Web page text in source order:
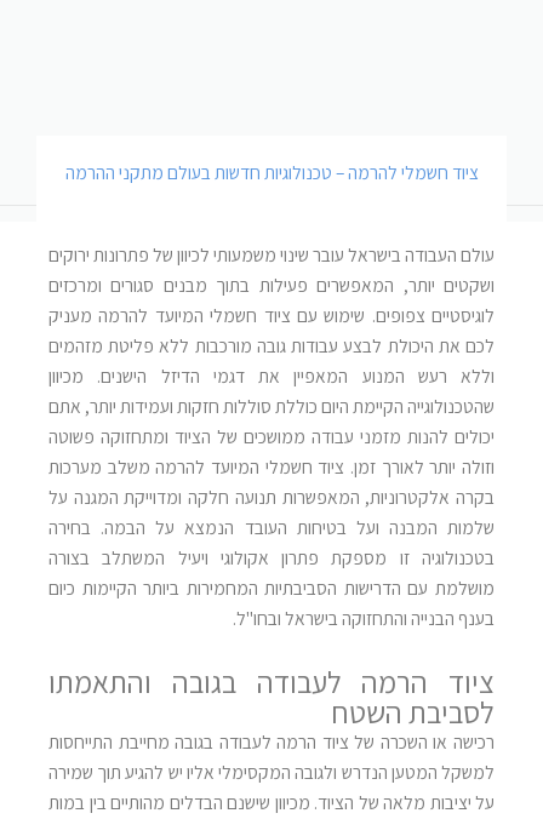
ציוד חשמלי להרמה – טכנולוגיות חדשות בעולם מתקני ההרמה
עולם העבודה בישראל עובר שינוי משמעותי לכיוון של פתרונות ירוקים
ושקטים יותר, המאפשרים פעילות בתוך מבנים סגורים ומרכזים
לוגיסטיים צפופים. שימוש עם ציוד חשמלי המיועד להרמה מעניק
לכם את היכולת לבצע עבודות גובה מורכבות ללא פליטת מזהמים
וללא רעש המנוע המאפיין את דגמי הדיזל הישנים. מכיוון
שהטכנולוגייה הקיימת היום כוללת סוללות חזקות ועמידות יותר, אתם
יכולים להנות מזמני עבודה ממושכים של הציוד ומתחזוקה פשוטה
וזולה יותר לאורך זמן. ציוד חשמלי המיועד להרמה משלב מערכות
בקרה אלקטרוניות, המאפשרות תנועה חלקה ומדוייקת המגנה על
שלמות המבנה ועל בטיחות העובד הנמצא על הבמה. בחירה
בטכנולוגיה זו מספקת פתרון אקולוגי ויעיל המשתלב בצורה
מושלמת עם הדרישות הסביבתיות המחמירות ביותר הקיימות כיום
בענף הבנייה והתחזוקה בישראל ובחו"ל.
ציוד הרמה לעבודה בגובה והתאמתו
לסביבת השטח
רכישה או השכרה של ציוד הרמה לעבודה בגובה מחייבת התייחסות
למשקל המטען הנדרש ולגובה המקסימלי אליו יש להגיע תוך שמירה
על יציבות מלאה של הציוד. מכיוון שישנם הבדלים מהותיים בין במות